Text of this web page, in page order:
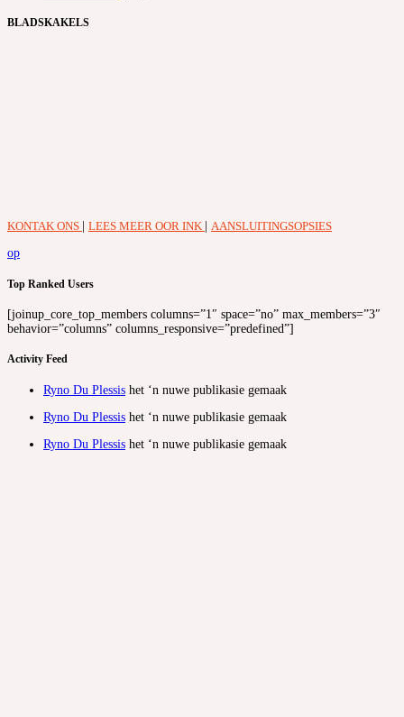
BLADSKAKELS
KONTAK ONS LEES MEER OOR INK
AANSLUITINGSOPSIES
op
Top Ranked Users
[joinup_core_top_members columns=”1″ space=”no” max_members=”3″
behavior=”columns” columns_responsive=”predefined”]
Activity Feed
Ryno Du Plessis het ‘n nuwe publikasie gemaak
Ryno Du Plessis het ‘n nuwe publikasie gemaak
Ryno Du Plessis het ‘n nuwe publikasie gemaak